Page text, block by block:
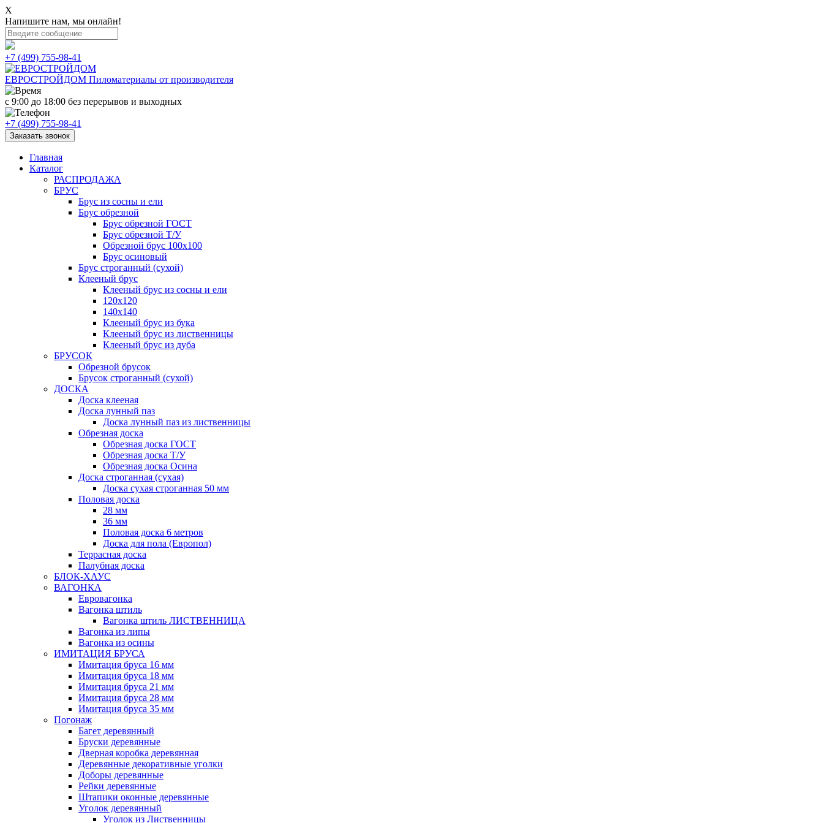
X
Напишите нам, мы онлайн!
+7 (499) 755-98-41
ЕВРОСТРОЙДОМ Пиломатериалы от производителя
с 9:00 до 18:00 без перерывов и выходных
+7 (499) 755-98-41
Заказать звонок
Главная
Каталог
РАСПРОДАЖА
БРУС
Брус из сосны и ели
Брус обрезной
Брус обрезной ГОСТ
Брус обрезной Т/У
Обрезной брус 100х100
Брус осиновый
Брус строганный (сухой)
Клееный брус
Клееный брус из сосны и ели
120х120
140х140
Клееный брус из бука
Клееный брус из лиственницы
Клееный брус из дуба
БРУСОК
Обрезной брусок
Брусок строганный (сухой)
ДОСКА
Доска клееная
Доска лунный паз
Доска лунный паз из лиственницы
Обрезная доска
Обрезная доска ГОСТ
Обрезная доска Т/У
Обрезная доска Осина
Доска строганная (сухая)
Доска сухая строганная 50 мм
Половая доска
28 мм
36 мм
Половая доска 6 метров
Доска для пола (Европол)
Террасная доска
Палубная доска
БЛОК-ХАУС
ВАГОНКА
Евровагонка
Вагонка штиль
Вагонка штиль ЛИСТВЕННИЦА
Вагонка из липы
Вагонка из осины
ИМИТАЦИЯ БРУСА
Имитация бруса 16 мм
Имитация бруса 18 мм
Имитация бруса 21 мм
Имитация бруса 28 мм
Имитация бруса 35 мм
Погонаж
Багет деревянный
Бруски деревянные
Дверная коробка деревянная
Деревянные декоративные уголки
Доборы деревянные
Рейки деревянные
Штапики оконные деревянные
Уголок деревянный
Уголок из Лиственницы